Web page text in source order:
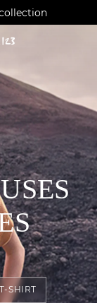
150€
frais
T-SHIRT